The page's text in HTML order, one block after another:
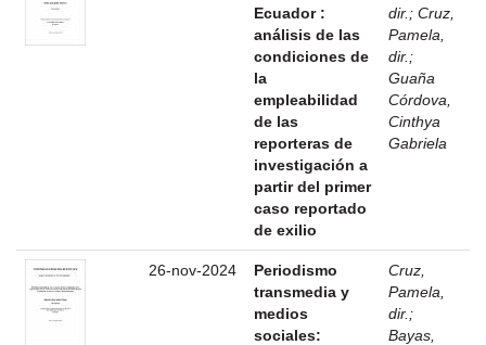
Ecuador :
análisis de las
condiciones de
la
empleabilidad
de las
reporteras de
investigación a
partir del primer
caso reportado
de exilio
dir. ; Cruz,
Pamela,
dir. ;
Guaña
Córdova,
Cinthya
Gabriela
26-nov-2024
Periodismo
transmedia y
medios
sociales:
Cruz,
Pamela,
dir. ;
Bayas,